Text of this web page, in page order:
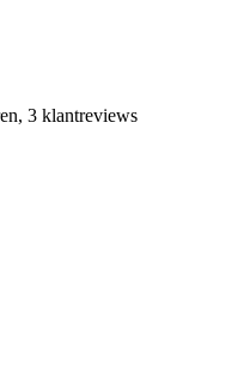
3 klantreviews